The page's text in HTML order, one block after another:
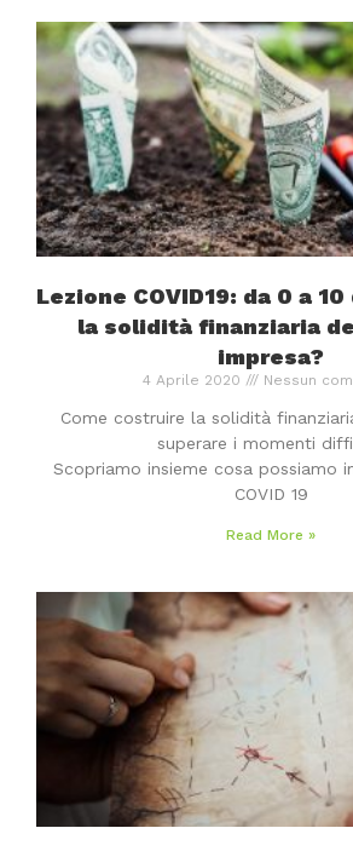
Lezione COVID19: da 0 a
la solidità finanziaria
impresa?
4 Aprile 2020 Nessun
Come costruire la solidità
superare i momenti
Scopriamo insieme cosa possiamo
COVID 19
Read More »